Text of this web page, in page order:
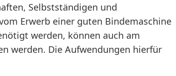
Selbstständigen und
Erwerb einer guten Bindemaschine
werden, können auch am
werden. Die Aufwendungen hierfür